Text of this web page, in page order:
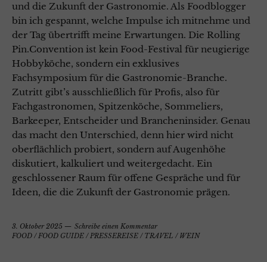
und die Zukunft der Gastronomie. Als Foodblogger
bin ich gespannt, welche Impulse ich mitnehme und
der Tag übertrifft meine Erwartungen. Die Rolling
Pin.Convention ist kein Food-Festival für neugierige
Hobbyköche, sondern ein exklusives
Fachsymposium für die Gastronomie-Branche.
Zutritt gibt’s ausschließlich für Profis, also für
Fachgastronomen, Spitzenköche, Sommeliers,
Barkeeper, Entscheider und Brancheninsider. Genau
das macht den Unterschied, denn hier wird nicht
oberflächlich probiert, sondern auf Augenhöhe
diskutiert, kalkuliert und weitergedacht. Ein
geschlossener Raum für offene Gespräche und für
Ideen, die die Zukunft der Gastronomie prägen.
3. Oktober 2025
Schreibe einen Kommentar
FOOD /FOOD GUIDE /PRESSEREISE / TRAVEL / WEIN